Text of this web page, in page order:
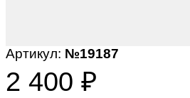
Артикул: №19187
2 400 ₽